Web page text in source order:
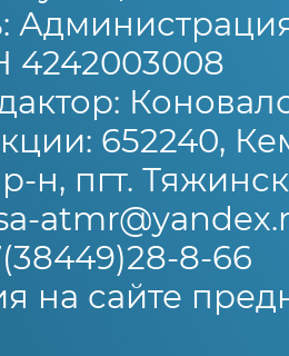
4242003008
652240,
н, пгт.
8-66
на сайте